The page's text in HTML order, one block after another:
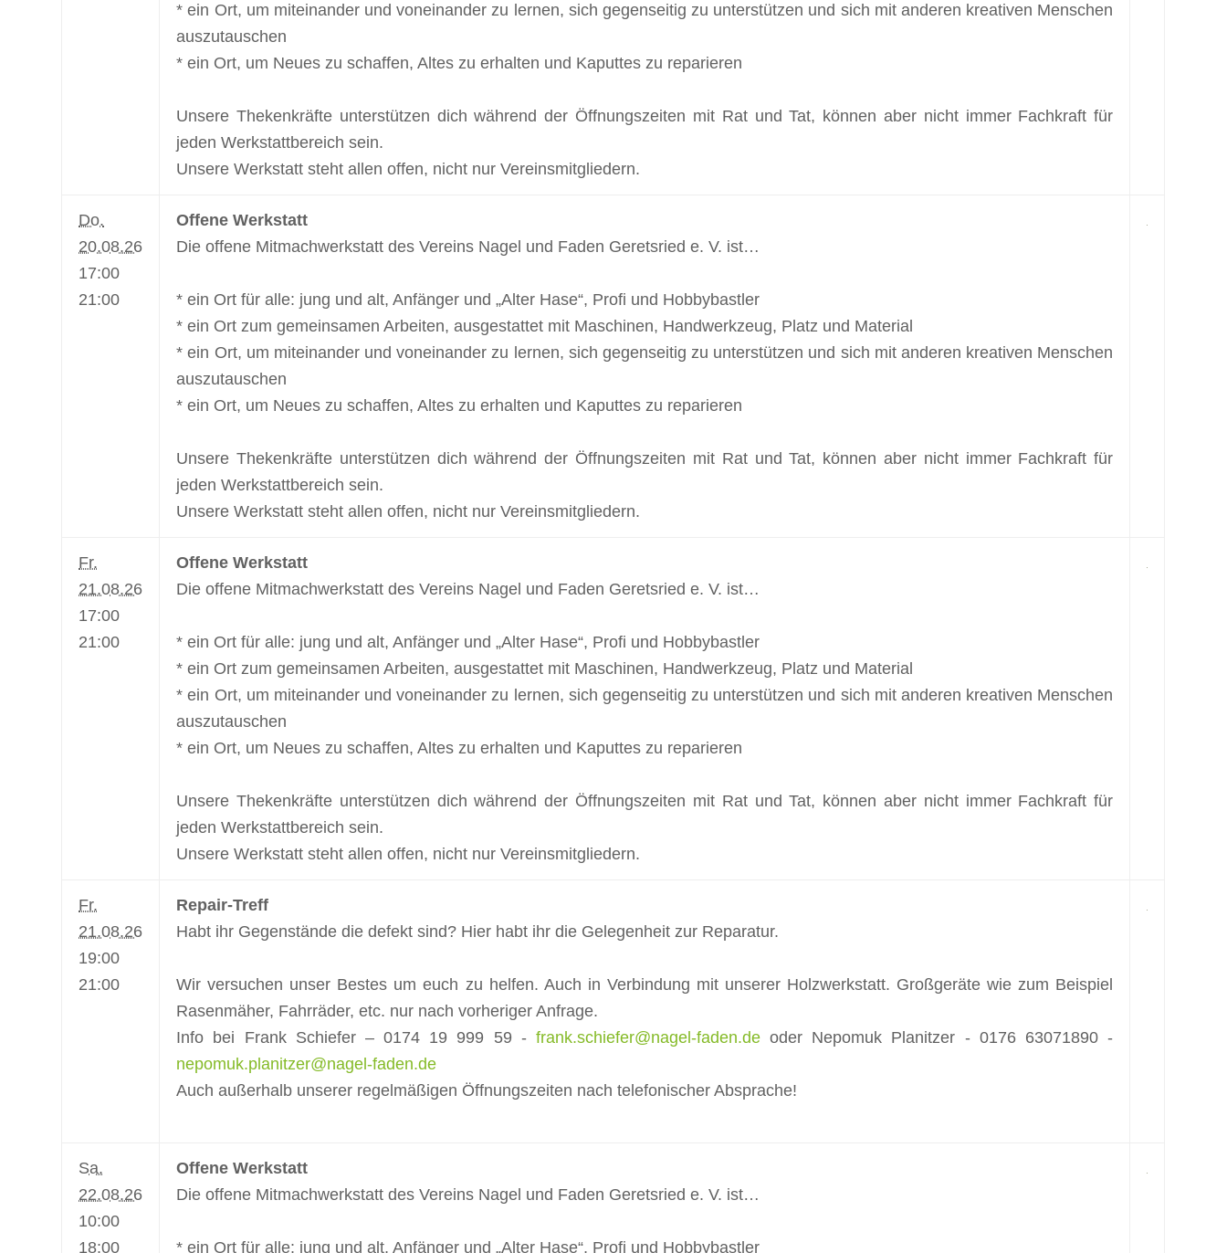
* ein Ort, um miteinander und voneinander zu lernen, sich gegenseitig zu unterstützen und sich mit anderen kreativen Menschen
auszutauschen
* ein Ort, um Neues zu schaffen, Altes zu erhalten und Kaputtes zu reparieren
Unsere Thekenkräfte unterstützen dich während der Öffnungszeiten mit Rat und Tat, können aber nicht immer Fachkraft für
jeden Werkstattbereich sein.
Unsere Werkstatt steht allen offen, nicht nur Vereinsmitgliedern.
Do.
20.08.26
17:00
21:00
Offene Werkstatt
Die offene Mitmachwerkstatt des Vereins Nagel und Faden Geretsried e. V. ist…
* ein Ort für alle: jung und alt, Anfänger und „Alter Hase“, Profi und Hobbybastler
* ein Ort zum gemeinsamen Arbeiten, ausgestattet mit Maschinen, Handwerkzeug, Platz und Material
* ein Ort, um miteinander und voneinander zu lernen, sich gegenseitig zu unterstützen und sich mit anderen kreativen Menschen
auszutauschen
* ein Ort, um Neues zu schaffen, Altes zu erhalten und Kaputtes zu reparieren
Unsere Thekenkräfte unterstützen dich während der Öffnungszeiten mit Rat und Tat, können aber nicht immer Fachkraft für
jeden Werkstattbereich sein.
Unsere Werkstatt steht allen offen, nicht nur Vereinsmitgliedern.
Fr.
21.08.26
17:00
21:00
Offene Werkstatt
Die offene Mitmachwerkstatt des Vereins Nagel und Faden Geretsried e. V. ist…
* ein Ort für alle: jung und alt, Anfänger und „Alter Hase“, Profi und Hobbybastler
* ein Ort zum gemeinsamen Arbeiten, ausgestattet mit Maschinen, Handwerkzeug, Platz und Material
* ein Ort, um miteinander und voneinander zu lernen, sich gegenseitig zu unterstützen und sich mit anderen kreativen Menschen
auszutauschen
* ein Ort, um Neues zu schaffen, Altes zu erhalten und Kaputtes zu reparieren
Unsere Thekenkräfte unterstützen dich während der Öffnungszeiten mit Rat und Tat, können aber nicht immer Fachkraft für
jeden Werkstattbereich sein.
Unsere Werkstatt steht allen offen, nicht nur Vereinsmitgliedern.
Fr.
21.08.26
19:00
21:00
Repair-Treff
Habt ihr Gegenstände die defekt sind? Hier habt ihr die Gelegenheit zur Reparatur.
Wir versuchen unser Bestes um euch zu helfen. Auch in Verbindung mit unserer Holzwerkstatt. Großgeräte wie zum Beispiel
Rasenmäher, Fahrräder, etc. nur nach vorheriger Anfrage.
Info bei Frank Schiefer – 0174 19 999 59 - frank.schiefer@nagel-faden.deoder Nepomuk Planitzer - 0176 63071890 -
nepomuk.planitzer@nagel-faden.de
Auch außerhalb unserer regelmäßigen Öffnungszeiten nach telefonischer Absprache!
Sa.
22.08.26
10:00
18:00
Offene Werkstatt
Die offene Mitmachwerkstatt des Vereins Nagel und Faden Geretsried e. V. ist…
* ein Ort für alle: jung und alt, Anfänger und „Alter Hase“, Profi und Hobbybastler